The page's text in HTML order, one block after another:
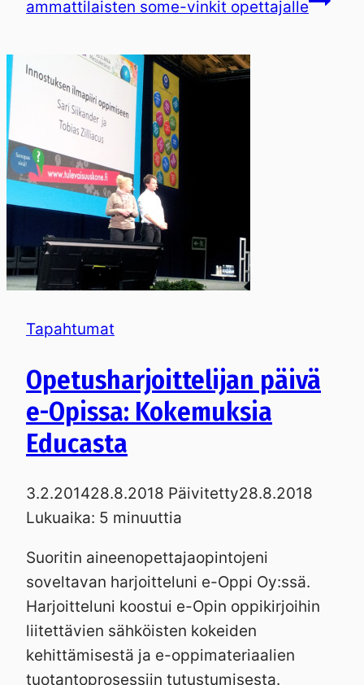
ammattilaisten some-vinkit opettajalle
Tapahtumat
Opetusharjoittelijan päivä
e-Opissa: Kokemuksia
Educasta
3.2.201428.8.2018 Päivitetty28.8.2018
Lukuaika: 5 minuuttia
Suoritin aineenopettajaopintojeni
soveltavan harjoitteluni e-Oppi Oy:ssä.
Harjoitteluni koostui e-Opin oppikirjoihin
liitettävien sähköisten kokeiden
kehittämisestä ja e-oppimateriaalien
tuotantoprosessiin tutustumisesta.